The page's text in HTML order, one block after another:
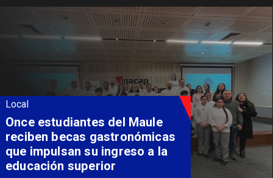
Local
Once estudiantes del Maule
reciben becas gastronómicas
que impulsan su ingreso a la
educación superior